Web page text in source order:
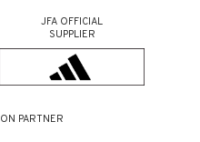
JFA OFFICIAL
SUPPLIER
PARTNER